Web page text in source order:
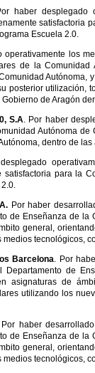
haber desplegado
satisfactoria
Escuela 2.0.
operativamente los
de la
Autónoma,
posterior utilización,
de Aragón
S.A. Por haber
Autónoma
dentro de
satisfactoria para la
Por haber
de Enseñanza de
general,
tecnológicos,
Barcelona. Por
Departamento de
asignaturas de
utilizando los
Por haber
de Enseñanza de
general,
tecnológicos,